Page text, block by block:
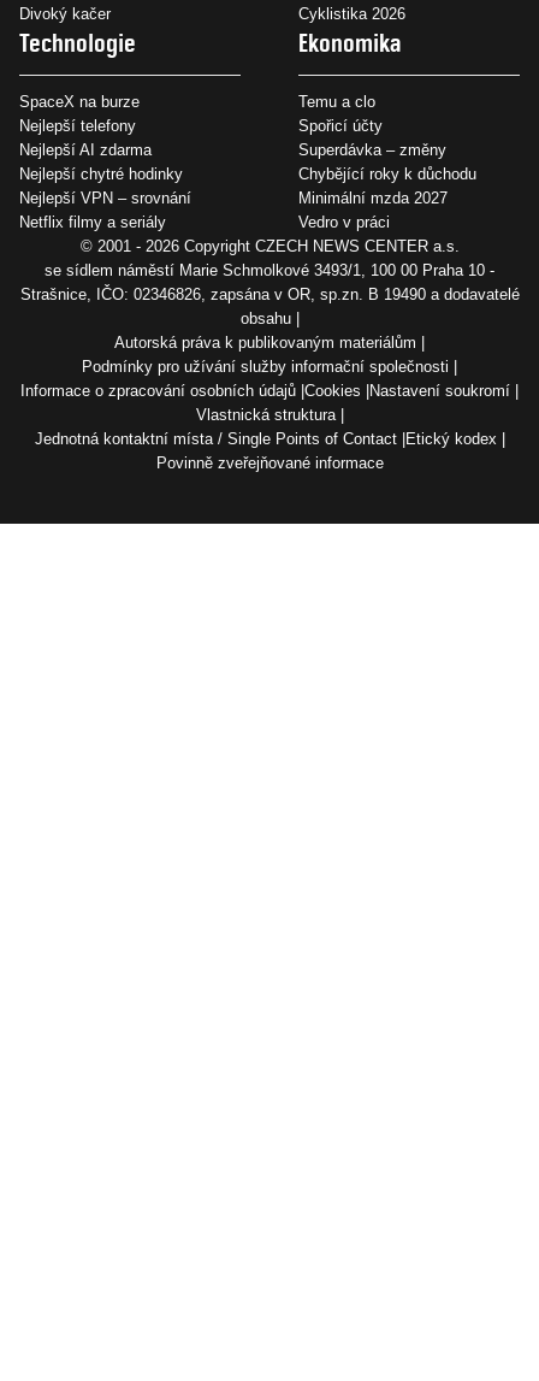
Divoký kačer
Cyklistika 2026
Technologie
SpaceX na burze
Nejlepší telefony
Nejlepší AI zdarma
Nejlepší chytré hodinky
Nejlepší VPN – srovnání
Netflix filmy a seriály
Ekonomika
Temu a clo
Spořicí účty
Superdávka – změny
Chybějící roky k důchodu
Minimální mzda 2027
Vedro v práci
© 2001 - 2026 Copyright CZECH NEWS CENTER a.s.
se sídlem náměstí Marie Schmolkové 3493/1, 100 00 Praha 10 -
Strašnice, IČO: 02346826, zapsána v OR, sp.zn. B 19490 a dodavatelé
obsahu
Autorská práva k publikovaným materiálům
Podmínky pro užívání služby informační společnosti
Informace o zpracování osobních údajů Cookies Nastavení soukromí
Vlastnická struktura
Jednotná kontaktní místa / Single Points of Contact Etický kodex
Povinně zveřejňované informace